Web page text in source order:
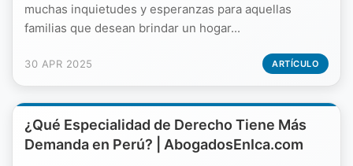
muchas inquietudes y esperanzas para aquellas
familias que desean brindar un hogar...
30 APR 2025 ARTÍCULO
¿Qué Especialidad de Derecho Tiene Más
Demanda en Perú? | AbogadosEnIca.com